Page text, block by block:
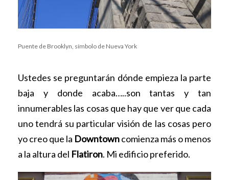
Puente de Brooklyn, símbolo de Nueva York
Ustedes se preguntarán dónde empieza la parte
baja y donde acaba…..son tantas y tan
innumerables las cosas que hay que ver que cada
uno tendrá su particular visión de las cosas pero
yo creo que la Downtowncomienza más o menos
a la altura del Flatiron. Mi edificio preferido.